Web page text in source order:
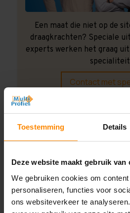
Toestemming Details
Deze website maakt gebruik van
We gebruiken cookies om
personaliseren, functies voor
ons websiteverkeer te
Een maat die niet op de
draagkrachten? Speciale
experts werken het graag
Contact met
Montage
Laat ons het